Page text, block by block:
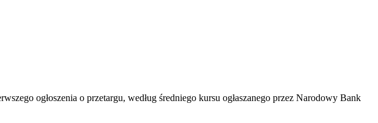
ogłoszenia o przetargu, według średniego kursu ogłaszanego przez Narodowy Bank